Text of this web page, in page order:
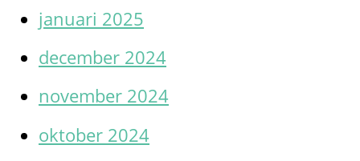
januari 2025
december 2024
november 2024
oktober 2024